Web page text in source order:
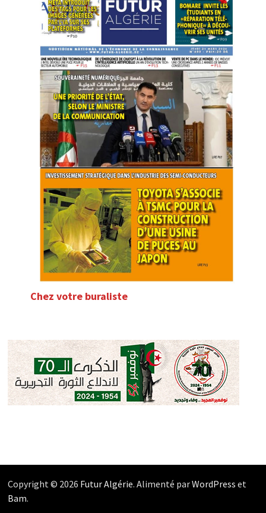
Chez votre buraliste
Copyright © 2026 Futur Algérie. Alimenté parWordPress et
Bam.